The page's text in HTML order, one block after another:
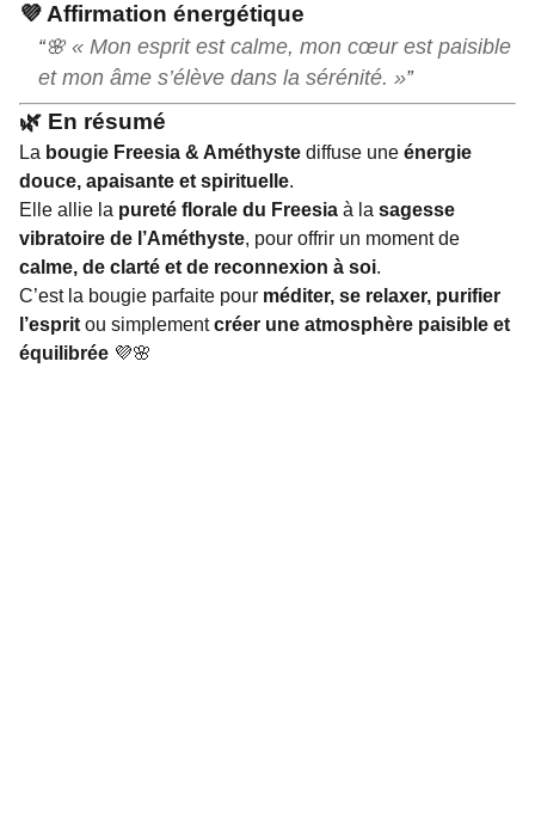
💜 Affirmation énergétique
🌸 « Mon esprit est calme, mon cœur est paisible
et mon âme s’élève dans la sérénité. »
🌿 En résumé
La bougie Freesia & Améthyste diffuse une énergie
douce, apaisante et spirituelle.
Elle allie la pureté florale du Freesia à la sagesse
vibratoire de l’Améthyste, pour offrir un moment de
calme, de clarté et de reconnexion à soi.
C’est la bougie parfaite pour méditer, se relaxer, purifier
l’esprit ou simplementcréer une atmosphère paisible et
équilibrée 💜🌸